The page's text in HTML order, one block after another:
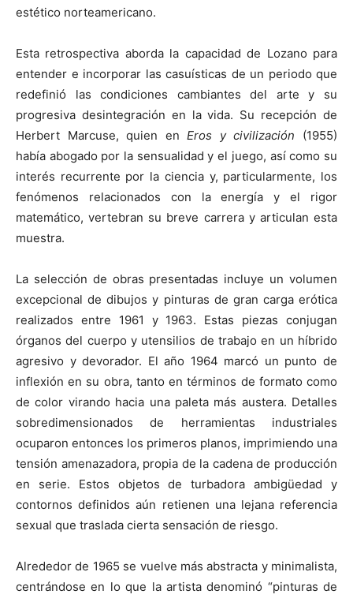
estético norteamericano.
Esta retrospectiva aborda la capacidad de Lozano para
entender e incorporar las casuísticas de un periodo que
redefinió las condiciones cambiantes del arte y su
progresiva desintegración en la vida. Su recepción de
Herbert Marcuse, quien enEros y civilización (1955)
había abogado por la sensualidad y el juego, así como su
interés recurrente por la ciencia y, particularmente, los
fenómenos relacionados con la energía y el rigor
matemático, vertebran su breve carrera y articulan esta
muestra.
La selección de obras presentadas incluye un volumen
excepcional de dibujos y pinturas de gran carga erótica
realizados entre 1961 y 1963. Estas piezas conjugan
órganos del cuerpo y utensilios de trabajo en un híbrido
agresivo y devorador. El año 1964 marcó un punto de
inflexión en su obra, tanto en términos de formato como
de color virando hacia una paleta más austera. Detalles
sobredimensionados de herramientas industriales
ocuparon entonces los primeros planos, imprimiendo una
tensión amenazadora, propia de la cadena de producción
en serie. Estos objetos de turbadora ambigüedad y
contornos definidos aún retienen una lejana referencia
sexual que traslada cierta sensación de riesgo.
Alrededor de 1965 se vuelve más abstracta y minimalista,
centrándose en lo que la artista denominó “pinturas de